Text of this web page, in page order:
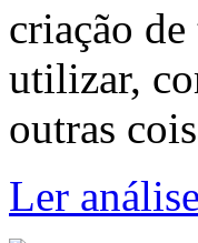
criação
utilizar,
outras
Ler análise